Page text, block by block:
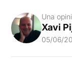
Una
Xavi
05/06/